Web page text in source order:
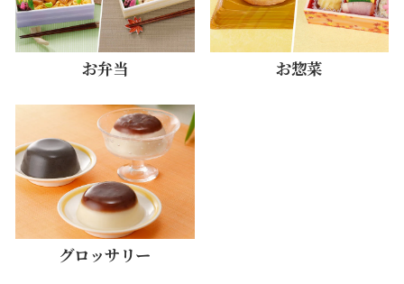
お弁当 お惣菜
グロッサリー